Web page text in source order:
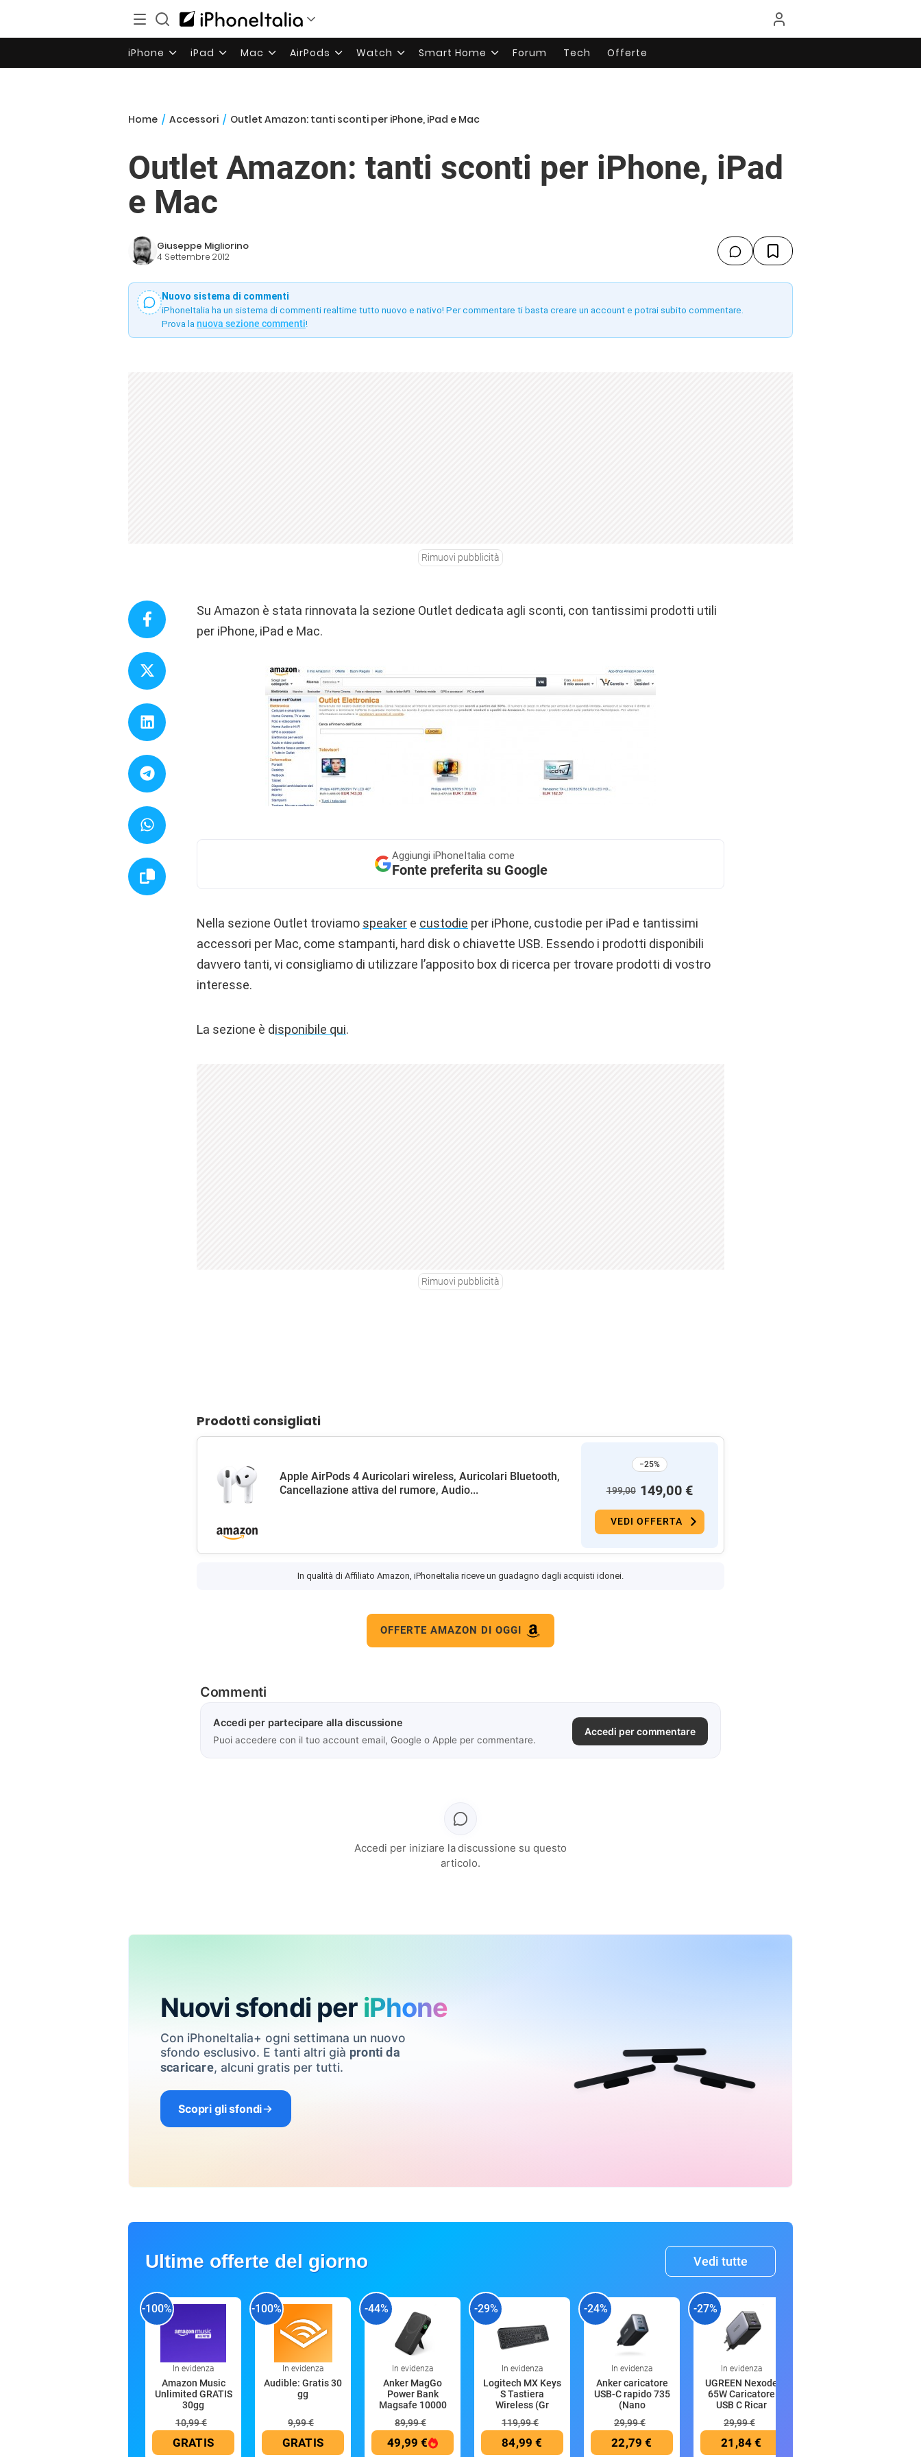
iPhone iPad Mac AirPods Watch Smart Home Forum Tech Offerte
Home / Accessori / Outlet Amazon: tanti sconti per iPhone, iPad e Mac
Outlet Amazon: tanti sconti per iPhone, iPad
e Mac
Giuseppe Migliorino
4 Settembre 2012
Nuovo sistema di commenti
iPhoneItalia ha un sistema di commenti realtime tutto nuovo e nativo! Per commentare ti basta creare un account e potrai subito commentare.
Prova la nuova sezione commenti!
Rimuovi pubblicità
Su Amazon è stata rinnovata la sezione Outlet dedicata agli sconti, con tantissimi prodotti utili
per iPhone, iPad e Mac.
Aggiungi iPhoneItalia come
Fonte preferita su Google
Nella sezione Outlet troviamo speaker e custodie per iPhone, custodie per iPad e tantissimi
accessori per Mac, come stampanti, hard disk o chiavette USB. Essendo i prodotti disponibili
davvero tanti, vi consigliamo di utilizzare l’apposito box di ricerca per trovare prodotti di vostro
interesse.
La sezione è disponibile qui.
Rimuovi pubblicità
Prodotti consigliati
Apple AirPods 4 Auricolari wireless, Auricolari Bluetooth,
Cancellazione attiva del rumore, Audio...
−25%
199,00 149,00 €
VEDI OFFERTA
In qualità di Affiliato Amazon, iPhoneItalia riceve un guadagno dagli acquisti idonei.
OFFERTE AMAZON DI OGGI
Commenti
Accedi per partecipare alla discussione
Puoi accedere con il tuo account email, Google o Apple per commentare.
Accedi per commentare
Accedi per iniziare la discussione su questo
articolo.
Nuovi sfondi per iPhone
Con iPhoneItalia+ ogni settimana un nuovo
sfondo esclusivo. E tanti altri già pronti da
scaricare, alcuni gratis per tutti.
Scopri gli sfondi
Ultime offerte del giorno Vedi tutte
-100%
In evidenza
Amazon Music
Unlimited GRATIS
30gg
10,99 €
GRATIS
-100%
In evidenza
Audible: Gratis 30
gg
9,99 €
GRATIS
-44%
In evidenza
Anker MagGo
Power Bank
Magsafe 10000
89,99 €
49,99 €
-29%
In evidenza
Logitech MX Keys
S Tastiera
Wireless (Gr
119,99 €
84,99 €
-24%
In evidenza
Anker caricatore
USB-C rapido 735
(Nano
29,99 €
22,79 €
-27%
In evidenza
UGREEN Nexode
65W Caricatore
USB C Ricar
29,99 €
21,84 €